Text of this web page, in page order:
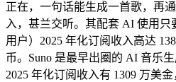
正在，一句话能生成一首歌，再
入，甚兰交听。其配套 AI 使用只
用户）2025 年化订阅收入高达
币。Suno 是最早出圈的 AI 音乐
2025 年化订阅收入有 1309 万美